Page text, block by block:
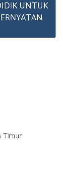
UNTUK
Timur